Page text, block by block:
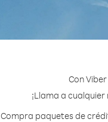
Con
¡Llama a
Compra paquetes de